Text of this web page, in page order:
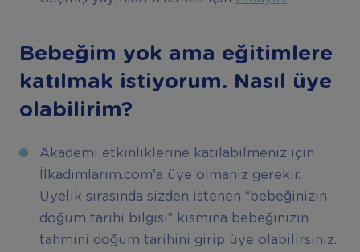
Bebeğim yok ama eğitimlere
katılmak istiyorum. Nasıl üye
olabilirim?
Akademi etkinliklerine katılabilmeniz için
İlkadımlarım.com’a üye olmanız gerekir.
Üyelik sırasında sizden istenen “bebeğinizin
doğum tarihi bilgisi” kısmına bebeğinizin
tahmini doğum tarihini girip üye olabilirsiniz.